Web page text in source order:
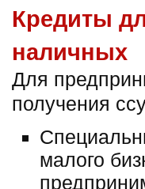
Кредиты
наличных
Для
получения
малого